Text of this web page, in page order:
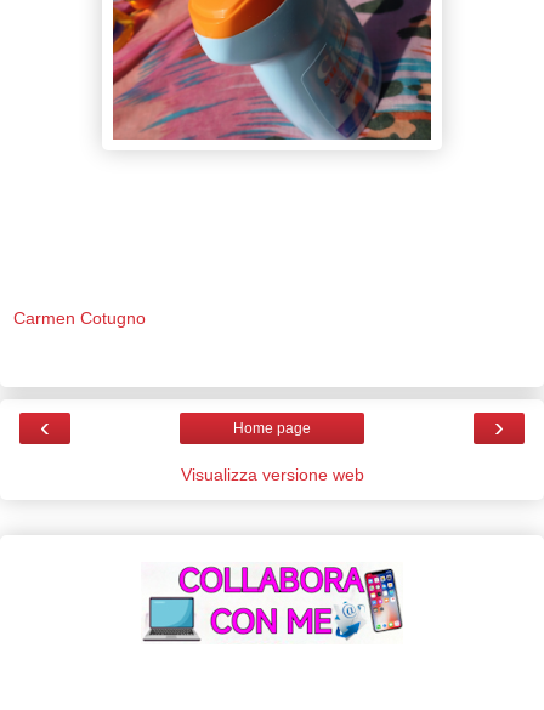
Carmen Cotugno
‹ ›
Home page
Visualizza versione web